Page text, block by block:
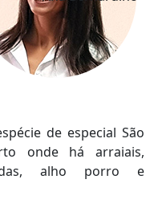
de especial São
onde há arraiais,
alho porro e